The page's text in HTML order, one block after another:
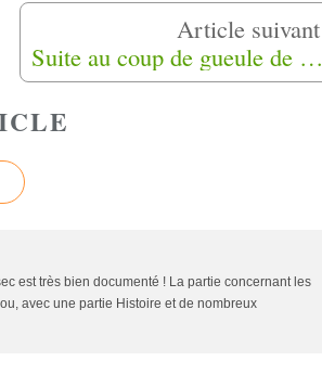
Suite au coup de gueule de Dalida Ben-Brahim sur le drapeau…
est très bien documenté ! La partie concernant les
avec une partie Histoire et de nombreux